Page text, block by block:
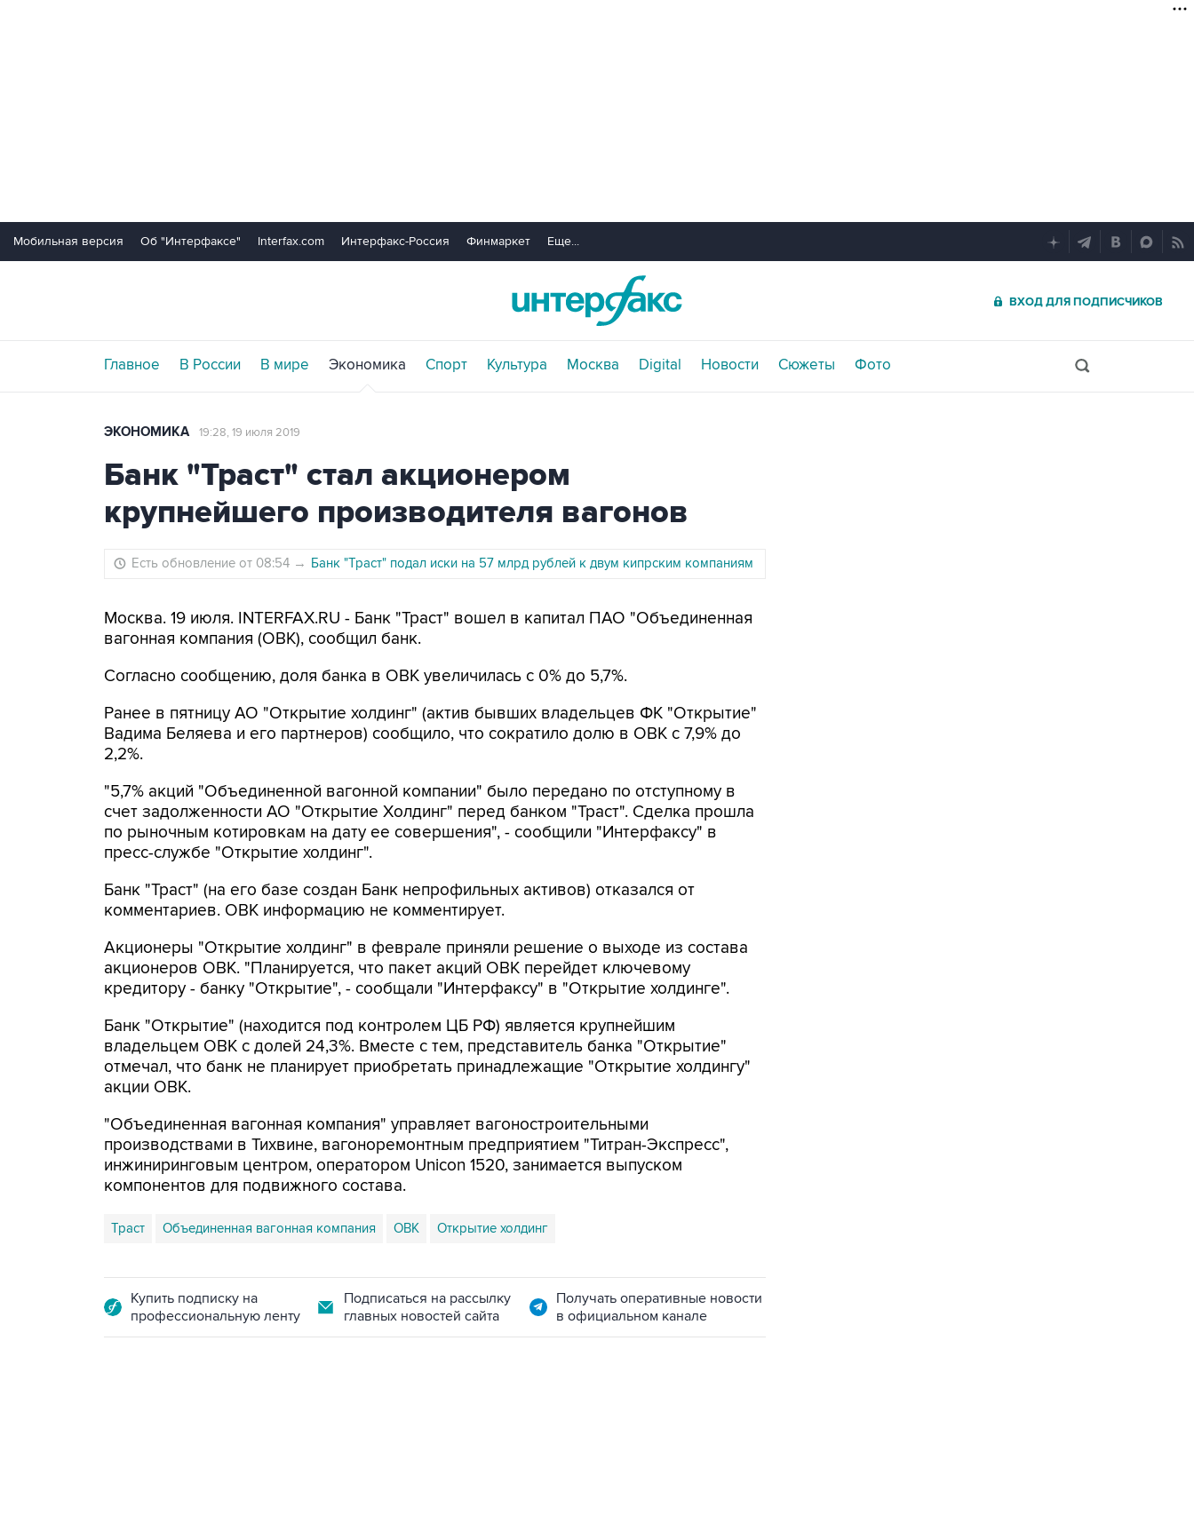
Мобильная версия Об "Интерфаксе" Interfax.com Интерфакс-Россия Финмаркет Еще...
ВХОД ДЛЯ ПОДПИСЧИКОВ
Главное В России В мире Экономика Спорт Культура Москва Digital Новости Сюжеты Фото
ЭКОНОМИКА 19:28, 19 июля 2019
Банк "Траст" стал акционером
крупнейшего производителя вагонов
Есть обновление от 08:54 → Банк "Траст" подал иски на 57 млрд рублей к двум кипрским компаниям
Москва. 19 июля. INTERFAX.RU - Банк "Траст" вошел в капитал ПАО "Объединенная
вагонная компания (ОВК), сообщил банк.
Согласно сообщению, доля банка в ОВК увеличилась с 0% до 5,7%.
Ранее в пятницу АО "Открытие холдинг" (актив бывших владельцев ФК "Открытие"
Вадима Беляева и его партнеров) сообщило, что сократило долю в ОВК с 7,9% до
2,2%.
"5,7% акций "Объединенной вагонной компании" было передано по отступному в
счет задолженности АО "Открытие Холдинг" перед банком "Траст". Сделка прошла
по рыночным котировкам на дату ее совершения", - сообщили "Интерфаксу" в
пресс-службе "Открытие холдинг".
Банк "Траст" (на его базе создан Банк непрофильных активов) отказался от
комментариев. ОВК информацию не комментирует.
Акционеры "Открытие холдинг" в феврале приняли решение о выходе из состава
акционеров ОВК. "Планируется, что пакет акций ОВК перейдет ключевому
кредитору - банку "Открытие", - сообщали "Интерфаксу" в "Открытие холдинге".
Банк "Открытие" (находится под контролем ЦБ РФ) является крупнейшим
владельцем ОВК с долей 24,3%. Вместе с тем, представитель банка "Открытие"
отмечал, что банк не планирует приобретать принадлежащие "Открытие холдингу"
акции ОВК.
"Объединенная вагонная компания" управляет вагоностроительными
производствами в Тихвине, вагоноремонтным предприятием "Титран-Экспресс",
инжиниринговым центром, оператором Unicon 1520, занимается выпуском
компонентов для подвижного состава.
Траст Объединенная вагонная компания ОВК Открытие холдинг
Купить подписку на
профессиональную ленту
Подписаться на рассылку
главных новостей сайта
Получать оперативные новости
в официальном канале